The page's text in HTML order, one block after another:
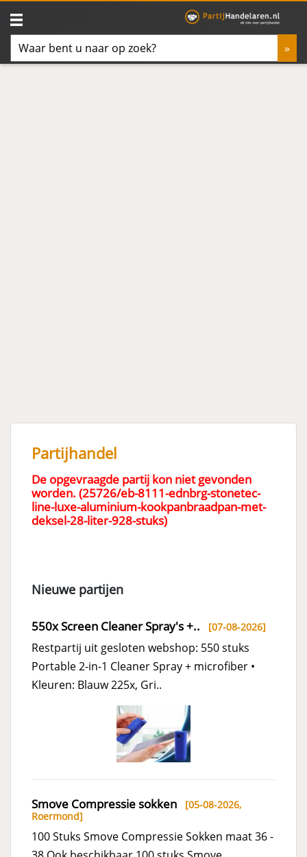
Partijhandel
De opgevraagde partij kon niet gevonden
worden. (25726/eb-8111-ednbrg-stonetec-
line-luxe-aluminium-kookpanbraadpan-met-
deksel-28-liter-928-stuks)
Nieuwe partijen
550x Screen Cleaner Spray's +.. [07-08-2026]
Restpartij uit gesloten webshop: 550 stuks
Portable 2-in-1 Cleaner Spray + microfiber •
Kleuren: Blauw 225x, Gri..
Smove Compressie sokken [05-08-2026,
Roermond]
100 Stuks Smove Compressie Sokken maat 36 -